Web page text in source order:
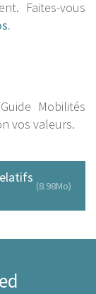
Faites-vous
Mobilités
vos valeurs.
(8.98Mo)